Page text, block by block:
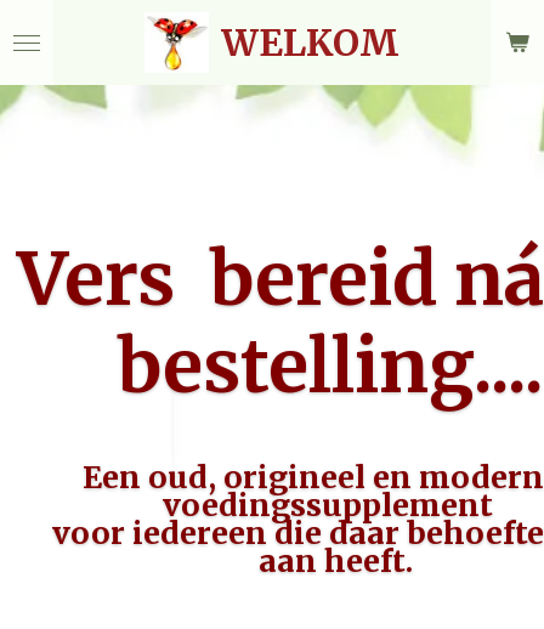
direct
de
WELKOM
Vers bereid ná
bestelling....
Een oud, origineel en modern
voedingssupplement
voor iedereen die daar behoefte
aan heeft.